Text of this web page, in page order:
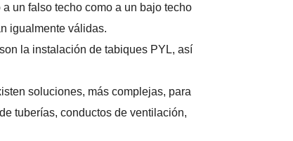
un falso techo como a un bajo techo
igualmente válidas.
la instalación de tabiques PYL, así
soluciones, más complejas, para
tuberías, conductos de ventilación,